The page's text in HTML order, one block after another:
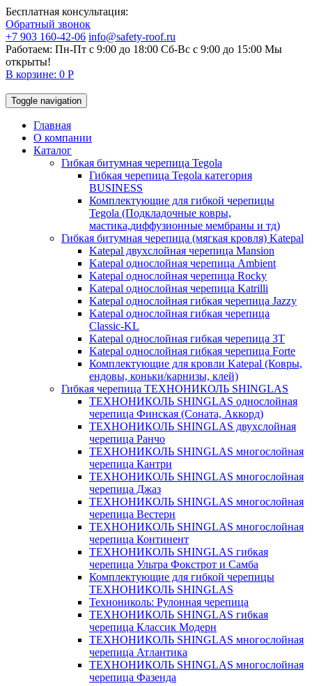
Бесплатная консультация:
Обратный звонок
+7 903 160-42-06 info@safety-roof.ru
Работаем: Пн-Пт с 9:00 до 18:00 Сб-Вс c 9:00 до 15:00 Мы
открыты!
В корзине: 0 Р
Toggle navigation
Главная
О компании
Каталог
Гибкая битумная черепица Tegola
Гибкая черепица Tegola категория
BUSINESS
Комплектующие для гибкой черепицы
Tegola (Подкладочные ковры,
мастика,диффузионные мембраны и тд)
Гибкая битумная черепица (мягкая кровля) Katepal
Katepal двухслойная черепица Mansion
Katepal однослойная черепица Ambient
Katepal однослойная черепица Rocky
Katepal однослойная черепица Katrilli
Katepal однослойная гибкая черепица Jazzy
Katepal однослойная гибкая черепица
Classic-KL
Katepal однослойная гибкая черепица 3T
Katepal однослойная гибкая черепица Forte
Комплектующие для кровли Katepal (Ковры,
ендовы, коньки/карнизы, клей)
Гибкая черепица ТЕХНОНИКОЛЬ SHINGLAS
ТЕХНОНИКОЛЬ SHINGLAS однослойная
черепица Финская (Соната, Аккорд)
ТЕХНОНИКОЛЬ SHINGLAS двухслойная
черепица Ранчо
ТЕХНОНИКОЛЬ SHINGLAS многослойная
черепица Кантри
ТЕХНОНИКОЛЬ SHINGLAS многослойная
черепица Джаз
ТЕХНОНИКОЛЬ SHINGLAS многослойная
черепица Вестерн
ТЕХНОНИКОЛЬ SHINGLAS многослойная
черепица Континент
ТЕХНОНИКОЛЬ SHINGLAS гибкая
черепица Ультра Фокстрот и Самба
Комплектующие для гибкой черепицы
ТЕХНОНИКОЛЬ SHINGLAS
Технониколь: Рулонная черепица
ТЕХНОНИКОЛЬ SHINGLAS гибкая
черепица Классик Модерн
ТЕХНОНИКОЛЬ SHINGLAS многослойная
черепица Атлантика
ТЕХНОНИКОЛЬ SHINGLAS многослойная
черепица Фазенда